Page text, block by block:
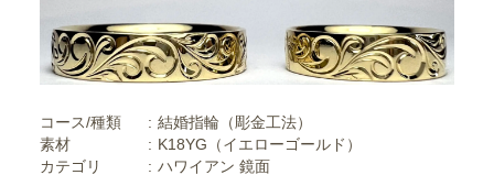
コース/種類
結婚指輪（彫金工法）
素材
K18YG（イエローゴールド）
カテゴリ
ハワイアン鏡面